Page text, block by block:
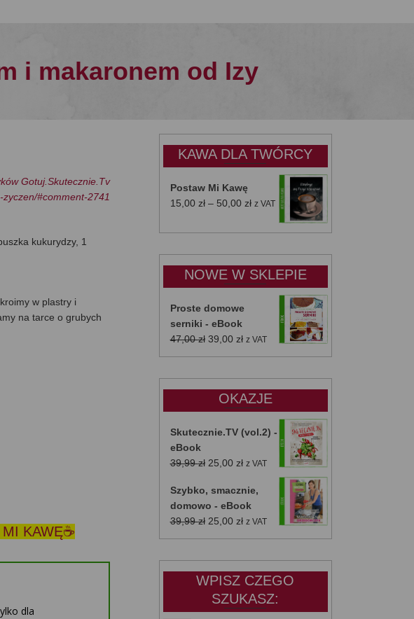
i makaronem od Izy
Gotuj.Skutecznie.Tv
#comment-2741
kukurydzy, 1
w plastry i
na tarce o grubych
KAWĘ☕
dla
KAWA DLA TWÓRCY
Postaw Mi Kawę
15,00 zł – 50,00 złZakres
od
do
50,00 zł
z VAT
NOWE W SKLEPIE
Proste domowe
serniki - eBook
47,00zł Pierwotna
cena
39,00 złAktualna
cena
z VAT
OKAZJE
Skutecznie.TV (vol.2) -
eBook
39,99zł Pierwotna
wynosiła:
39,99 zł.
25,00 złAktualna
wynosi:
25,00 zł.
z VAT
Szybko, smacznie,
domowo - eBook
39,99zł Pierwotna
cena
25,00 złAktualna
cena
z VAT
WPISZ CZEGO
SZUKASZ: